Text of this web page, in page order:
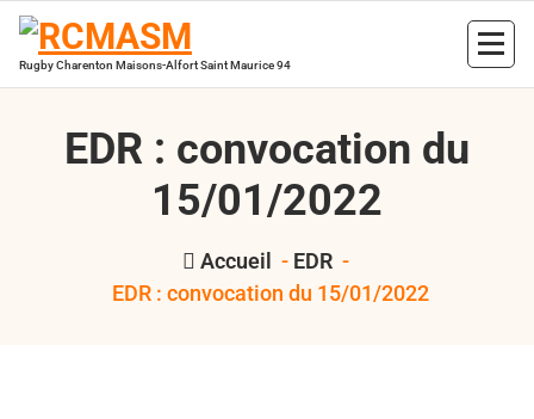
Aller
au
contenu
Rugby Charenton Maisons-Alfort Saint Maurice 94
EDR : convocation du
15/01/2022
Accueil - EDR -
EDR : convocation du 15/01/2022